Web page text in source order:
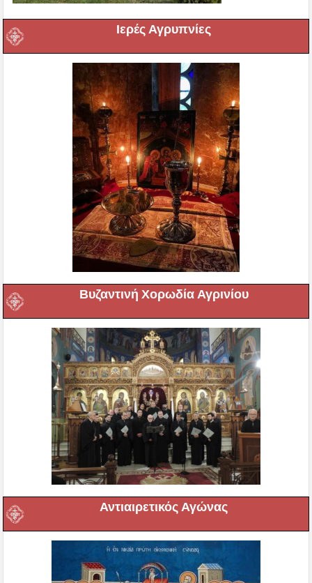
Ιερές Αγρυπνίες
Βυζαντινή Χορωδία Αγρινίου
Αντιαιρετικός Αγώνας